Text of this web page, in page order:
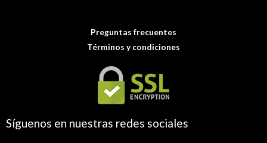
Preguntas frecuentes
Términos y condiciones
Síguenos en nuestras redes sociales